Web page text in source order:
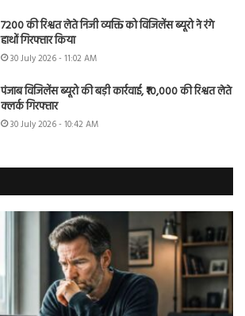
7200 की रिश्वत लेते निजी व्यक्ति को विजिलेंस ब्यूरो ने रंगे
हाथों गिरफ्तार किया
30 July 2026 - 11:02 AM
पंजाब विजिलेंस ब्यूरो की बड़ी कार्रवाई, ₹10,000 की रिश्वत लेते
क्लर्क गिरफ्तार
30 July 2026 - 10:42 AM